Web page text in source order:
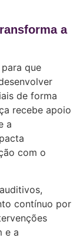
a
que
de forma
recebe apoio
a
com o
contínuo por
e a